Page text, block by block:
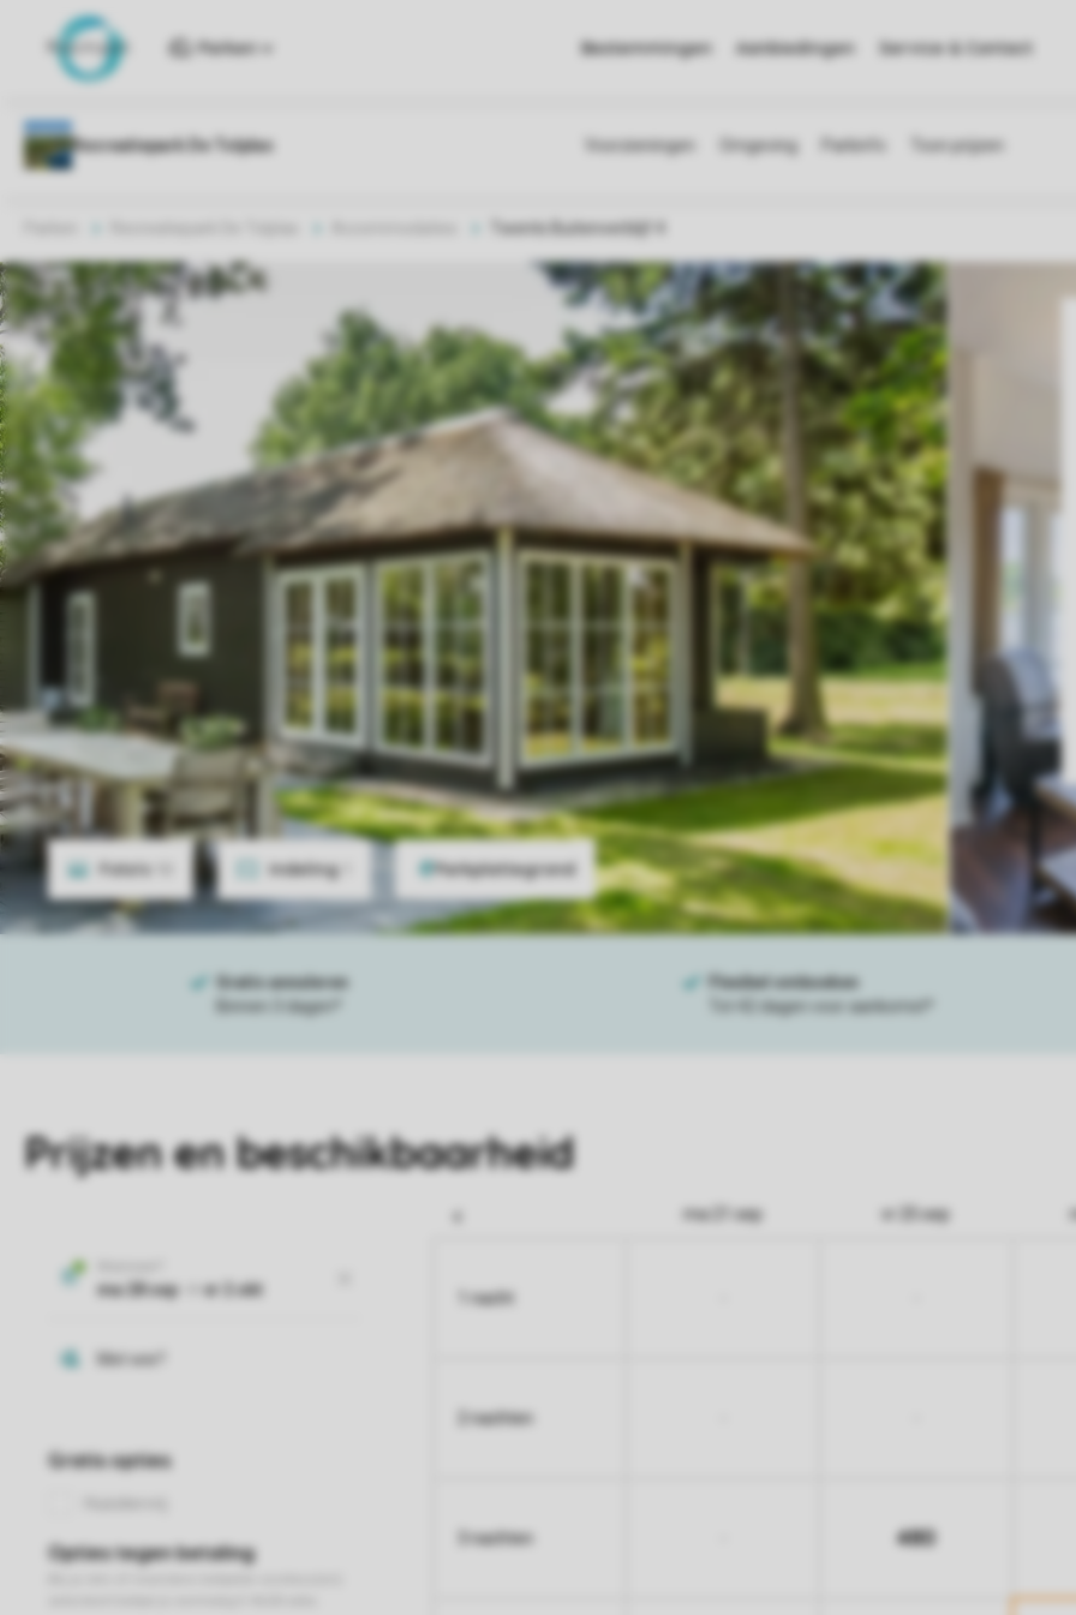
Parken Bestemmingen Aanbiedingen Service & Contact
Twents Buitenverblijf 4
Foto's Indeling
Prijzen en beschikbaarheid
ma 21 sep vr 25 sep
1 nacht
2 nachten
3 nachten 480